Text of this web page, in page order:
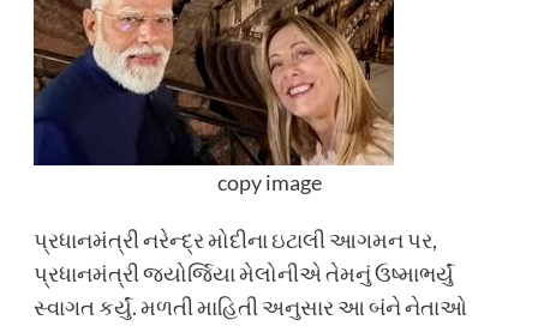
copy image
પ્રધાનમંત્રી નરેન્દ્ર મોદીના ઇટાલી આગમન પર,
પ્રધાનમંત્રી જ્યોર્જિયા મેલોનીએ તેમનું ઉષ્માભર્યું
સ્વાગત કર્યું. મળતી માહિતી અનુસાર આ બંને નેતાઓ